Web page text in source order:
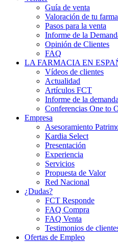
Guía de venta
Valoración de tu
Pasos para la venta
Informe de la
Opinión de Clientes
FAQ
LA FARMACIA EN
Vídeos de clientes
Actualidad
Artículos FCT
Informe de la
Conferencias One to
Empresa
Asesoramiento
Kardia Select
Presentación
Experiencia
Servicios
Propuesta de Valor
Red Nacional
¿Dudas?
FCT Responde
FAQ Compra
FAQ Venta
Testimonios de
Ofertas de Empleo